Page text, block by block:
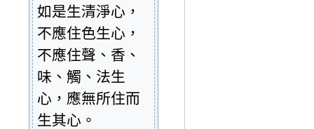
如是生清淨心，
不應住色生心，
不應住聲、香、
味、觸、法生
心，應無所住而
生其心。